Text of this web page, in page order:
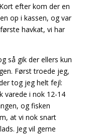
efter kom der en
op i kassen, og var
havkat, vi har
så gik der ellers kun
Først troede jeg,
tog jeg helt fejl:
varede i nok 12-14
og fisken
at vi nok snart
Jeg vil gerne